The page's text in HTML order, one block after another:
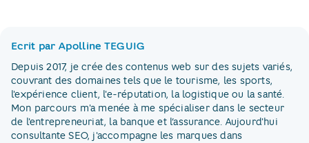
Ecrit par Apolline TEGUIG
Depuis 2017, je crée des contenus web sur des sujets variés,
couvrant des domaines tels que le tourisme, les sports,
l'expérience client, l'e-réputation, la logistique ou la santé.
Mon parcours m'a menée à me spécialiser dans le secteur
de l'entrepreneuriat, la banque et l’assurance. Aujourd'hui
consultante SEO, j'accompagne les marques dans